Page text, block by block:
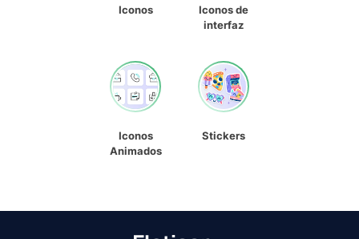
Iconos
Iconos de
interfaz
Iconos
Animados
Stickers